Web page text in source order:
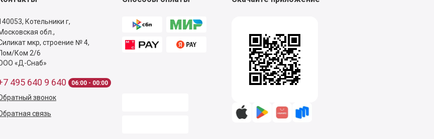
Котельники г,
обл.,
мкр, строение № 4,
Ком 2/6
«Д-Снаб»
495 640 9 640 06:00 - 00:00
звонок
связь